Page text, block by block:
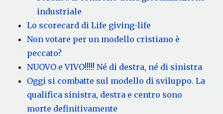
industriale
Lo scorecard di Life giving-life
Non votare per un modello cristiano è
peccato?
NUOVO e VIVO!!!!! Né di destra, né di sinistra
Oggi si combatte sul modello di sviluppo. La
qualifica sinistra, destra e centro sono
morte definitivamente